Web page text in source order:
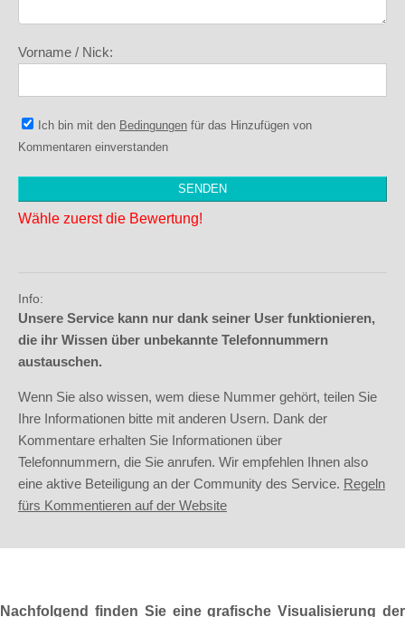
Vorname / Nick:
Ich bin mit den Bedingungen für das Hinzufügen von
Kommentaren einverstanden
Wähle zuerst die Bewertung!
Info:
Unsere Service kann nur dank seiner User funktionieren,
die ihr Wissen über unbekannte Telefonnummern
austauschen.
Wenn Sie also wissen, wem diese Nummer gehört, teilen Sie
Ihre Informationen bitte mit anderen Usern. Dank der
Kommentare erhalten Sie Informationen über
Telefonnummern, die Sie anrufen. Wir empfehlen Ihnen also
eine aktive Beteiligung an der Community des Service. Regeln
fürs Kommentieren auf der Website
Nachfolgend finden Sie eine grafische Visualisierung der